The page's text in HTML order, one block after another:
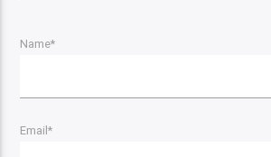
Name*
Email*